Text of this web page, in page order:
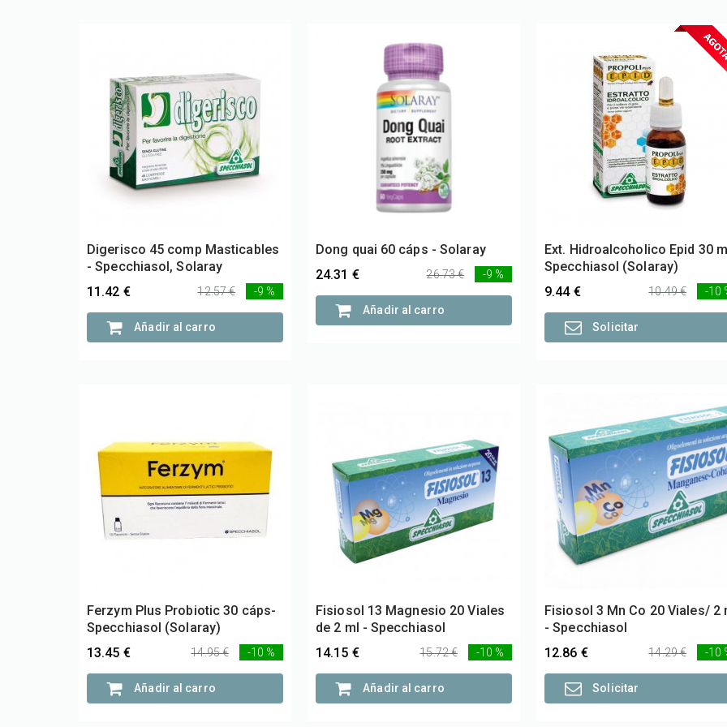
Digerisco 45 comp Masticables
- Specchiasol, Solaray
11.42 €
12.57 € -9 %
Añadir al carro
Dong quai 60 cáps - Solaray
24.31 €
26.73 € -9 %
Añadir al carro
Ext. Hidroalcoholico Epid 30
Specchiasol (Solaray)
9.44 €
10.49 € -10
Solicitar
Ferzym Plus Probiotic 30 cáps-
Specchiasol (Solaray)
13.45 €
14.95 € -10 %
Añadir al carro
Fisiosol 13 Magnesio 20 Viales
de 2 ml - Specchiasol
14.15 €
15.72 € -10 %
Añadir al carro
Fisiosol 3 Mn Co 20 Viales/ 2
- Specchiasol
12.86 €
14.29 € -10
Solicitar